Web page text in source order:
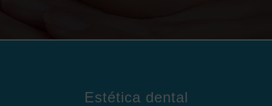
Estética dental